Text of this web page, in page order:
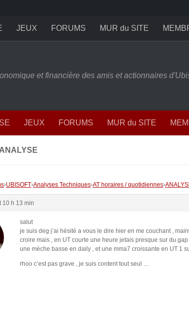
JEUX FORUMS MUR du SITE
et financière des amis et actionnaires
JEUX FORUMS MUR du SITE
›UBISOFT›Analyses Techniques›AT horaires / quotidiennes›
10 h 13 min
salut
je suis deg j’ai hésité a vous le dire hier en me couchant ,
croire mais , en UT courte une heure jetais presque sur du
une mèche basse en daily , et une mma7 croissante en UT 1
rhoo c’est pas grave , je suis content tout seul …